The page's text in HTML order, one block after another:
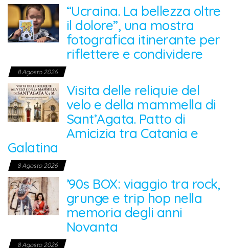
“Ucraina. La bellezza oltre
il dolore”, una mostra
fotografica itinerante per
riflettere e condividere
8 Agosto 2026
Visita delle reliquie del
velo e della mammella di
Sant’Agata. Patto di
Amicizia tra Catania e
Galatina
8 Agosto 2026
’90s BOX: viaggio tra rock,
grunge e trip hop nella
memoria degli anni
Novanta
8 Agosto 2026